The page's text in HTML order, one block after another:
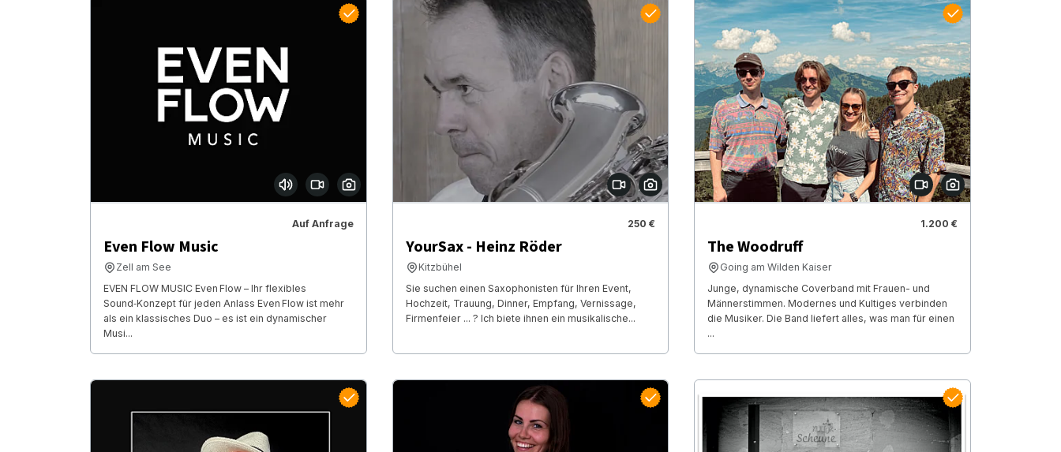
Auf Anfrage
Even Flow Music
Zell am See
EVEN FLOW MUSIC Even Flow – Ihr flexibles
Sound‑Konzept für jeden Anlass Even Flow ist mehr
als ein klassisches Duo – es ist ein dynamischer
Musi...
250 €
YourSax - Heinz Röder
Kitzbühel
Sie suchen einen Saxophonisten für Ihren Event,
Hochzeit, Trauung, Dinner, Empfang, Vernissage,
Firmenfeier ... ? Ich biete ihnen ein musikalische...
1.200 €
The Woodruff
Going am Wilden Kaiser
Junge, dynamische Coverband mit Frauen- und
Männerstimmen. Modernes und Kultiges verbinden
die Musiker. Die Band liefert alles, was man für einen
...